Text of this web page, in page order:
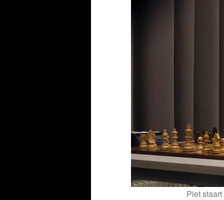
Piet